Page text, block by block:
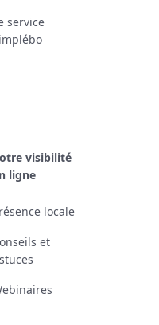
service
visibilité
ligne
locale
et